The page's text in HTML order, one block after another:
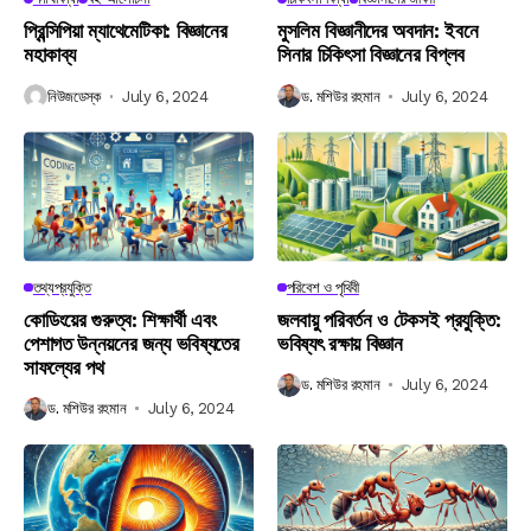
প্রিন্সিপিয়া ম্যাথেমেটিকা: বিজ্ঞানের
মহাকাব্য
নিউজডেস্ক July 6, 2024
মুসলিম বিজ্ঞানীদের অবদান: ইবনে
সিনার চিকিৎসা বিজ্ঞানের বিপ্লব
ড. মশিউর রহমান July 6, 2024
তথ্যপ্রযুক্তি
কোডিংয়ের গুরুত্ব: শিক্ষার্থী এবং
পেশাগত উন্নয়নের জন্য ভবিষ্যতের
সাফল্যের পথ
ড. মশিউর রহমান July 6, 2024
পরিবেশ ও পৃথিবী
জলবায়ু পরিবর্তন ও টেকসই প্রযুক্তি:
ভবিষ্যৎ রক্ষায় বিজ্ঞান
ড. মশিউর রহমান July 6, 2024